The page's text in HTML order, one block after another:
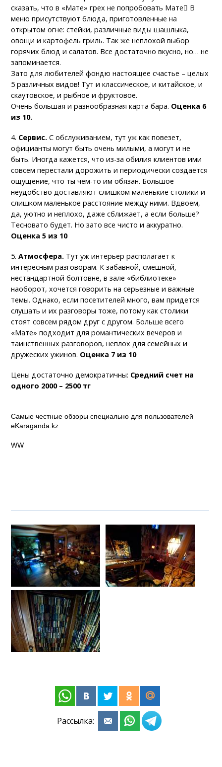
сказать, что в «Мате» грех не попробовать Мате В
меню присутствуют блюда, приготовленные на
открытом огне: стейки, различные виды шашлыка,
овощи и картофель гриль. Так же неплохой выбор
горячих блюд и салатов. Все достаточно вкусно, но… не
запоминается.
Зато для любителей фондю настоящее счастье – целых
5 различных видов! Тут и классическое, и китайское, и
скаутовское, и рыбное и фруктовое.
Очень большая и разнообразная карта бара. Оценка 6
из 10.
4. Сервис. С обслуживанием, тут уж как повезет,
официанты могут быть очень милыми, а могут и не
быть. Иногда кажется, что из-за обилия клиентов ими
совсем перестали дорожить и периодически создается
ощущение, что ты чем-то им обязан. Большое
неудобство доставляют слишком маленькие столики и
слишком маленькое расстояние между ними. Вдвоем,
да, уютно и неплохо, даже сближает, а если больше?
Тесновато будет. Но зато все чисто и аккуратно.
Оценка 5 из 10
5.Атмосфера. Тут уж интерьер располагает к
интересным разговорам. К забавной, смешной,
нестандартной болтовне, в зале «библиотеке»
наоборот, хочется говорить на серьезные и важные
темы. Однако, если посетителей много, вам придется
слушать и их разговоры тоже, потому как столики
стоят совсем рядом друг с другом. Больше всего
«Мате» подходит для романтических вечеров и
таинственных разговоров, неплох для семейных и
дружеских ужинов. Оценка 7 из 10
Цены достаточно демократичны: Средний счет на
одного 2000 – 2500 тг
Самые честные обзоры специально для пользователей
eKaraganda.kz
WW
Рассылка: